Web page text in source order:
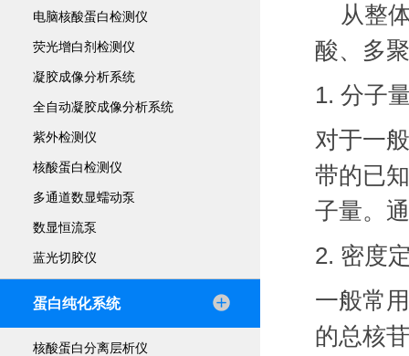
电脑核酸蛋白检测仪
荧光增白剂检测仪
凝胶成像分析系统
全自动凝胶成像分析系统
紫外检测仪
核酸蛋白检测仪
多通道数显蠕动泵
数显恒流泵
蓝光切胶仪
蛋白纯化系统
核酸蛋白分离层析仪
从整
酸、多
1. 分子
对于一
带的已
子量。
2. 密度
一般常
的总核